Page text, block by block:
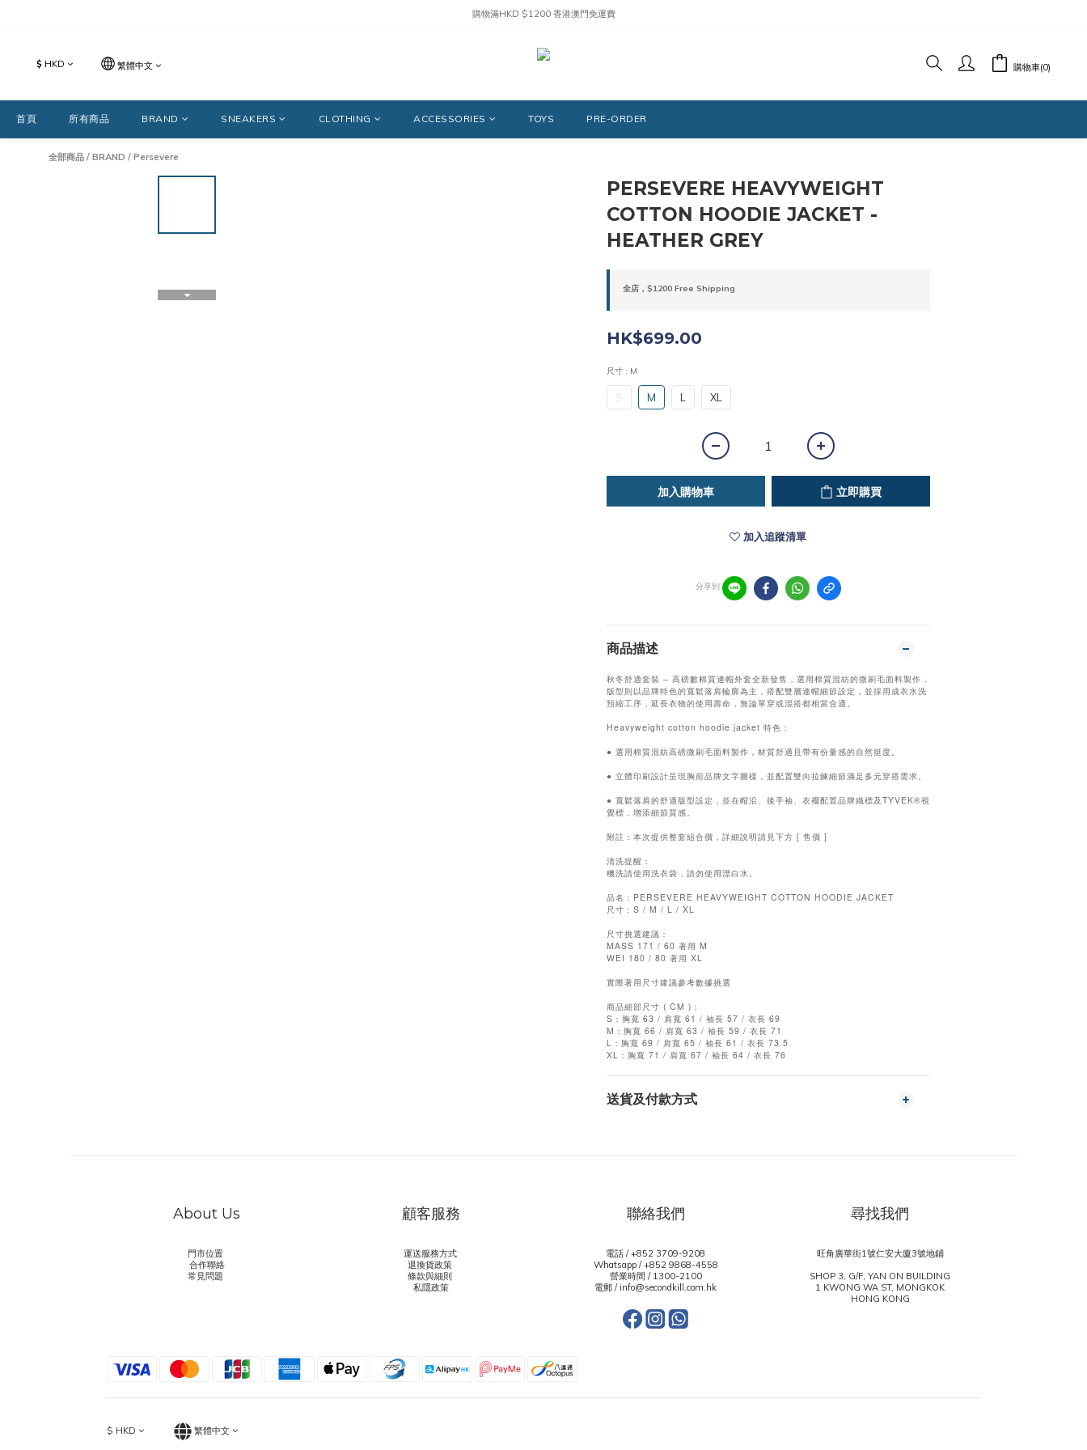
購物滿HKD $1200 香港澳門免運費
$ HKD 繁體中文 購物車(0)
首頁 所有商品 BRAND SNEAKERS CLOTHING ACCESSORIES TOYS PRE-ORDER
全部商品 / BRAND / Persevere
PERSEVERE HEAVYWEIGHT
COTTON HOODIE JACKET -
HEATHER GREY
全店，$1200 Free Shipping
HK$699.00
尺寸 : M
S M L XL
加入購物車 立即購買
加入追蹤清單
分享到
商品描述
秋冬舒適套裝 – 高磅數棉質連帽外套全新發售，選用棉質混紡的微刷毛面料製作，
版型則以品牌特色的寬鬆落肩輪廓為主，搭配雙層連帽細節設定，並採用成衣水洗
預縮工序，延長衣物的使用壽命，無論單穿或混搭都相當合適。
Heavyweight cotton hoodie jacket 特色：
● 選用棉質混紡高磅微刷毛面料製作，材質舒適且帶有份量感的自然挺度。
● 立體印刷設計呈現胸前品牌文字圖樣，並配置雙向拉鍊細節滿足多元穿搭需求。
● 寬鬆落肩的舒適版型設定，並在帽沿、後手袖、衣襬配置品牌織標及TYVEK®視
覺標，增添細節質感。
附註：本次提供整套組合價，詳細說明請見下方 [ 售價 ]
清洗提醒：
機洗請使用洗衣袋，請勿使用漂白水。
品名：PERSEVERE HEAVYWEIGHT COTTON HOODIE JACKET
尺寸：S / M / L / XL
尺寸挑選建議：
MASS 171 / 60 著用 M
WEI 180 / 80 著用 XL
實際著用尺寸建議參考數據挑選
商品細部尺寸 ( CM )：
S：胸寬 63 / 肩寬 61 / 袖長 57 / 衣長 69
M：胸寬 66 / 肩寬 63 / 袖長 59 / 衣長 71
L：胸寬 69 / 肩寬 65 / 袖長 61 / 衣長 73.5
XL：胸寬 71 / 肩寬 67 / 袖長 64 / 衣長 76
送貨及付款方式
About Us
門市位置
合作聯絡
常見問題
顧客服務
運送服務方式
退換貨政策
條款與細則
私隱政策
聯絡我們
電話 / +852 3709-9208
Whatsapp /+852 9868-4558
營業時間 / 1300-2100
電郵 / info@secondkill.com.hk
尋找我們
旺角廣華街1號仁安大廈3號地鋪
SHOP 3, G/F, YAN ON BUILDING
1 KWONG WA ST, MONGKOK
HONG KONG
$ HKD 繁體中文